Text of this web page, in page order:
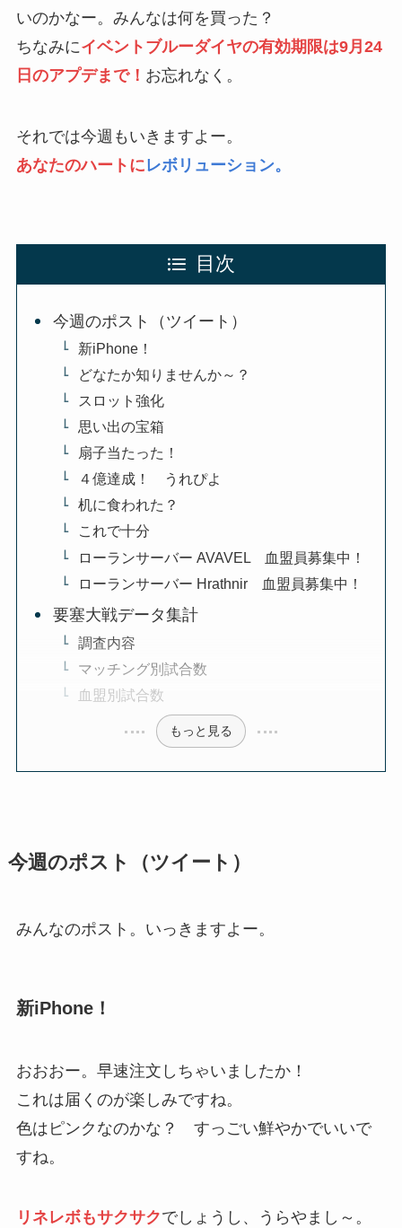
いのかなー。みんなは何を買った？
ちなみにイベントブルーダイヤの有効期限は9月24
日のアプデまで！ お忘れなく。
それでは今週もいきますよー。
あなたのハートにレボリューション。
目次
今週のポスト（ツイート）
新iPhone！
どなたか知りませんか～？
スロット強化
思い出の宝箱
扇子当たった！
４億達成！ うれぴよ
机に食われた？
これで十分
ローランサーバー AVAVEL 血盟員募集中！
ローランサーバー Hrathnir 血盟員募集中！
要塞大戦データ集計
調査内容
マッチング別試合数
血盟別試合数
もっと見る
今週のポスト（ツイート）
みんなのポスト。いっきますよー。
新iPhone！
おおおー。早速注文しちゃいましたか！
これは届くのが楽しみですね。
色はピンクなのかな？ すっごい鮮やかでいいで
すね。
リネレボもサクサクでしょうし、うらやまし～。